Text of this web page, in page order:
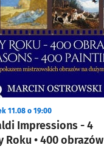
Impressions - 4
Roku • 400 obrazów
11.08 o 19:00